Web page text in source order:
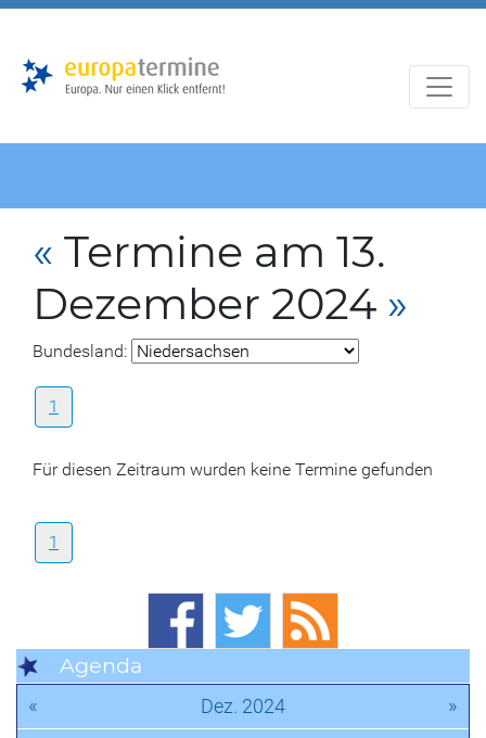
« Termine am 13.
Dezember 2024 »
Bundesland:
1
Für diesen Zeitraum wurden keine Termine gefunden
1
Agenda
« Dez. 2024 »